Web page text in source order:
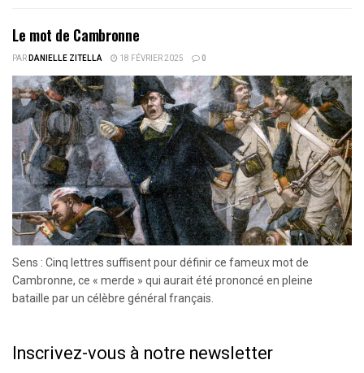
Le mot de Cambronne
PARDANIELLE ZITELLA 18 FÉVRIER 2025 0
Sens : Cinq lettres suffisent pour définir ce fameux mot de
Cambronne, ce « merde » qui aurait été prononcé en pleine
bataille par un célèbre général français.
Inscrivez-vous à notre newsletter